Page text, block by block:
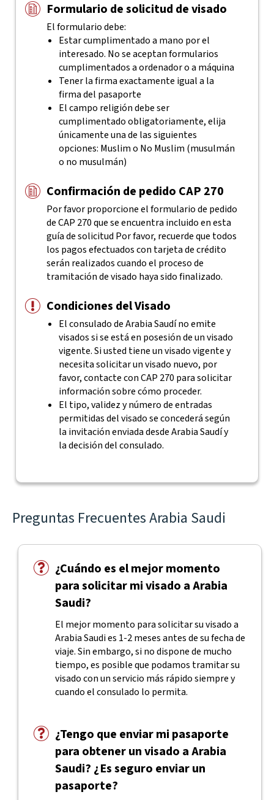
Formulario de solicitud de visado
El formulario debe:
Estar cumplimentado a mano por el
interesado. No se aceptan formularios
cumplimentados a ordenador o a máquina
Tener la firma exactamente igual a la
firma del pasaporte
El campo religión debe ser
cumplimentado obligatoriamente, elija
únicamente una de las siguientes
opciones: Muslim o No Muslim (musulmán
o no musulmán)
Confirmación de pedido CAP 270
Por favor proporcione el formulario de pedido
de CAP 270 que se encuentra incluido en esta
guía de solicitud Por favor, recuerde que todos
los pagos efectuados con tarjeta de crédito
serán realizados cuando el proceso de
tramitación de visado haya sido finalizado.
Condiciones del Visado
El consulado de Arabia Saudí no emite
visados si se está en posesión de un visado
vigente. Si usted tiene un visado vigente y
necesita solicitar un visado nuevo, por
favor, contacte con CAP 270 para solicitar
información sobre cómo proceder.
El tipo, validez y número de entradas
permitidas del visado se concederá según
la invitación enviada desde Arabia Saudí y
la decisión del consulado.
Preguntas Frecuentes Arabia Saudi
¿Cuándo es el mejor momento
para solicitar mi visado a Arabia
Saudi?
El mejor momento para solicitar su visado a
Arabia Saudi es 1-2 meses antes de su fecha de
viaje. Sin embargo, si no dispone de mucho
tiempo, es posible que podamos tramitar su
visado con un servicio más rápido siempre y
cuando el consulado lo permita.
¿Tengo que enviar mi pasaporte
para obtener un visado a Arabia
Saudi? ¿Es seguro enviar un
pasaporte?